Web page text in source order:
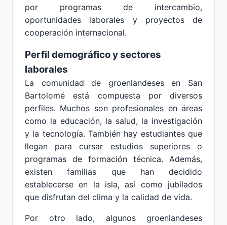
por programas de intercambio,
oportunidades laborales y proyectos de
cooperación internacional.
Perfil demográfico y sectores
laborales
La comunidad de groenlandeses en San
Bartolomé está compuesta por diversos
perfiles. Muchos son profesionales en áreas
como la educación, la salud, la investigación
y la tecnología. También hay estudiantes que
llegan para cursar estudios superiores o
programas de formación técnica. Además,
existen familias que han decidido
establecerse en la isla, así como jubilados
que disfrutan del clima y la calidad de vida.
Por otro lado, algunos groenlandeses